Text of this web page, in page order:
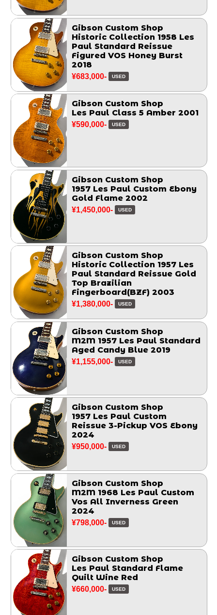
Gibson Custom Shop
Historic Collection 1958 Les
Paul Standard Reissue
Figured VOS Honey Burst
2018
¥683,000- USED
Gibson Custom Shop
Les Paul Class 5 Amber 2001
¥590,000- USED
Gibson Custom Shop
1957 Les Paul Custom Ebony
Gold Flame 2002
¥1,450,000- USED
Gibson Custom Shop
Historic Collection 1957 Les
Paul Standard Reissue Gold
Top Brazilian
Fingerboard(BZF) 2003
¥1,380,000- USED
Gibson Custom Shop
M2M 1957 Les Paul Standard
Aged Candy Blue 2019
¥1,155,000- USED
Gibson Custom Shop
1957 Les Paul Custom
Reissue 3-Pickup VOS Ebony
2024
¥950,000- USED
Gibson Custom Shop
M2M 1968 Les Paul Custom
Vos All Inverness Green
2024
¥798,000- USED
Gibson Custom Shop
Les Paul Standard Flame
Quilt Wine Red
¥660,000- USED